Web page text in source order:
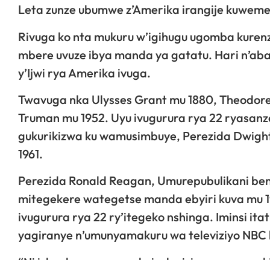
Leta zunze ubumwe z’Amerika irangije
Rivuga ko nta mukuru w’igihugu ugomba
mbere uvuze ibya manda ya gatatu. Hari
y’Ijwi rya Amerika ivuga.
Twavuga nka Ulysses Grant mu 1880,
Truman mu 1952. Uyu ivugurura rya 22
gukurikizwa ku wamusimbuye, Perezida
1961.
Perezida Ronald Reagan, Umurepubulikani
mitegekere wategetse manda ebyiri kuva mu
ivugurura rya 22 ry’itegeko nshinga. Iminsi
yagiranye n’umunyamakuru wa televiziyo NBC